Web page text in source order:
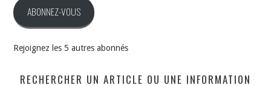
ABONNEZ-VOUS
Rejoignez les 5 autres abonnés
RECHERCHER UN ARTICLE OU UNE INFORMATION